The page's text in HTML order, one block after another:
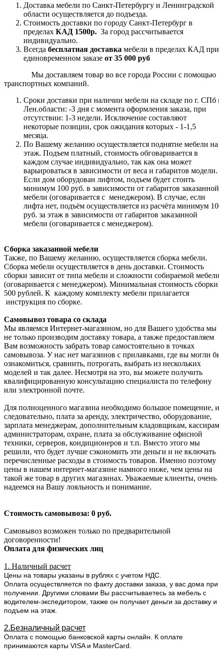
Доставка мебели по Санкт-Петербургу и Ленинградской
области осуществляется до подъезда.
Стоимость доставки по городу Санкт-Петербург в
пределах КАД 1500р. За город рассчитывается
индивидуально.
Всегда бесплатная доставка мебели в пределах КАД при
единовременном заказе от 35 000 руб
Мы доставляем товар во все города России с помощью
транспортных компаний.
Сроки доставки при наличии мебели на складе по г. СПб
Лен.области: -3 дня с момента оформления заказа, при
отсутствии: 1-3 недели. Исключение составляют
некоторые позиции, срок ожидания которых - 1-1,5
месяца.
По Вашему желанию осуществляется поднятие мебели на
этаж. Подъем платный, стоимость обговаривается в
каждом случае индивидуально, так как она может
варьироваться в зависимости от веса и габаритов модели.
Если дом оборудован лифтом, подъем будет стоить
минимум 100 руб. в зависимости от габаритов заказанной
мебели (оговаривается с менеджером). В случае, если
лифта нет, подъём осуществляется из расчёта минимум
руб. за этаж в зависимости от габаритов заказанной
мебели (оговаривается с менеджером).
Сборка заказанной мебели
Также, по Вашему желанию, осуществляется сборка мебели.
Сборка мебели осуществляется в день доставки. Стоимость
сборки зависит от типа мебели и сложности собираемой
(оговаривается с менеджером). Минимальная стоимость сборки
500 рублей. К каждому комплекту мебели прилагается
инструкция по сборке.
Самовывоз товара со склада
Мы являемся Интернет-магазином, но для Вашего удобства мы
не только производим доставку товара, а также предоставляем
Вам возможность забрать товар самостоятельно в точках
самовывоза. У нас нет магазинов с прилавками, где вы могли
ознакомиться, сравнить, потрогать, выбрать из нескольких
моделей и так далее. Несмотря на это, вы можете получить
квалифицированную консультацию специалиста по телефону
или электронной почте.
Для полноценного магазина необходимо большое помещение,
следовательно, плата за аренду, электричество, оборудование,
зарплата менеджерам, дополнительным кладовщикам,
администраторам, охране, плата за обслуживание офисной
техники, серверов, кондиционеров и т.п. Вместо этого мы
решили, что будет лучше сэкономить эти деньги и не включать
перечисленные расходы в стоимость товаров. Именно поэтому
цены в нашем интернет-магазине намного ниже, чем цены на
такой же товар в других магазинах. Уважаемые клиенты, очень
надеемся на Вашу лояльность и понимание.
Стоимость самовывоза: 0 руб.
Самовывоз возможен только по предварительной
договоренности!
Оплата для физических лиц
1. Наличный расчет
Цены на товары указаны в рублях с учетом НДС.
Оплата осуществляется по факту доставки заказа, у вас дома при
получении. Другими словами Вы рассчитываетесь за мебель с
водителем-экспедитором, также он получает деньги за доставку и
подъем на этаж.
2.Безналичный расчет
Оплата с помощью банковской карты онлайн. К оплате
принимаются карты VISA и MasterCard.